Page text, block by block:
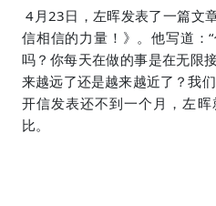
4月23日，左晖发表了一篇文
信相信的力量！ 》。他写道：
吗？ 你每天在做的事是在无限
来越远了还是越来越近了？我
开信发表还不到一个月，左晖
比。